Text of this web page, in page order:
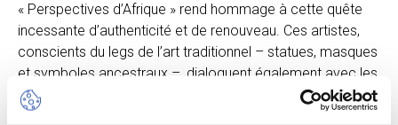
« Perspectives d’Afrique » rend hommage à cette quête
incessante d’authenticité et de renouveau. Ces artistes,
conscients du legs de l’art traditionnel – statues, masques
et symboles ancestraux –, dialoguent également avec les
courants de l’art moderne et contemporain du XXe siècle.
Le résultat ? Une hybridité audacieuse qui refuse les